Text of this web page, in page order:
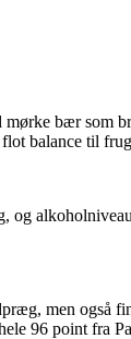
mørke bær som
balance til
og
men også
96 point fra